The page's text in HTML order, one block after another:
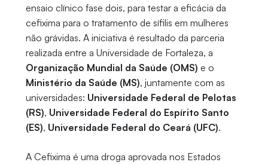
ensaio clínico fase dois, para testar a eficácia da
cefixima para o tratamento de sífilis em mulheres
não grávidas. A iniciativa é resultado da parceria
realizada entre a Universidade de Fortaleza, a
Organização Mundial da Saúde (OMS) e o
Ministério da Saúde (MS), juntamente com as
universidades: Universidade Federal de Pelotas
(RS), Universidade Federal do Espírito Santo
(ES), Universidade Federal do Ceará (UFC).
A Cefixima é uma droga aprovada nos Estados